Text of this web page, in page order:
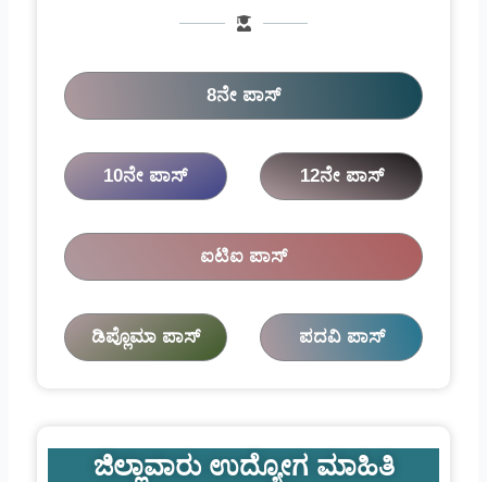
8ನೇ ಪಾಸ್
10ನೇ ಪಾಸ್ 12ನೇ ಪಾಸ್
ಐಟಿಐ ಪಾಸ್
ಡಿಪ್ಲೊಮಾ ಪಾಸ್ ಪದವಿ ಪಾಸ್
ಜಿಲ್ಲಾವಾರು ಉದ್ಯೋಗ ಮಾಹಿತಿ